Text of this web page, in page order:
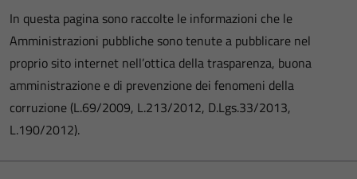
In questa pagina sono raccolte le informazioni che le
Amministrazioni pubbliche sono tenute a pubblicare nel
proprio sito internet nell’ottica della trasparenza, buona
amministrazione e di prevenzione dei fenomeni della
corruzione (L.69/2009, L.213/2012, D.Lgs.33/2013,
L.190/2012).